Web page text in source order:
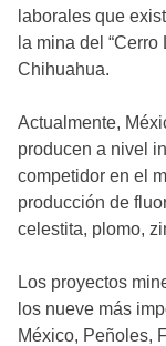
laborales que
la mina del
Chihuahua.
Actualmente,
producen a nivel
competidor en el
producción de
celestita, plomo,
Los proyectos
los nueve más
México, Peñoles,